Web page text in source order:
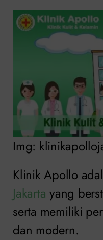
Img:
Klinik Apollo
Jakarta yang
serta memiliki
dan modern.